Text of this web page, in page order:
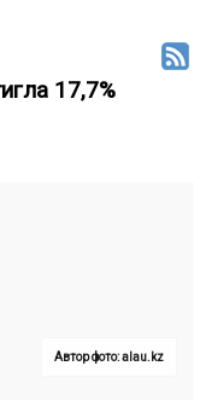
17,7%
Автор фото: alau.kz